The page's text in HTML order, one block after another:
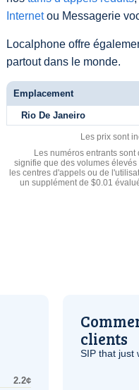
Internetou Messagerie
Localphone offre
partout dans le monde.
Emplacement
Rio De Janeiro
Les prix sont
Les numéros entrants
signifie que des volumes
les centres d'appels ou de
un supplément de $0.01
2.2¢
clients
SIP that just